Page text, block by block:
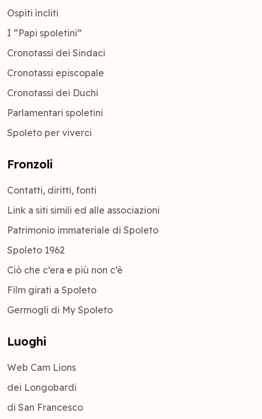
Ospiti ìncliti
I “Papi spoletini”
Cronotassi dei Sindaci
Cronotassi episcopale
Cronotassi dei Duchi
Parlamentari spoletini
Spoleto per viverci
Fronzoli
Contatti, diritti, fonti
Link a siti simili ed alle associazioni
Patrimonio immateriale di Spoleto
Spoleto 1962
Ciò che c’era e più non c’è
Film girati a Spoleto
Germogli di My Spoleto
Luoghi
Web Cam Lions
dei Longobardi
di San Francesco